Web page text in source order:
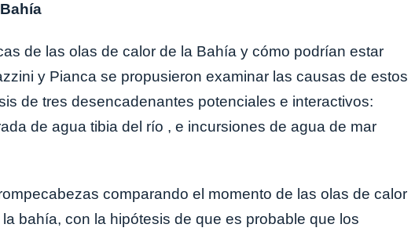
de las olas de calor de la Bahía y cómo podrían estar
y Pianca se propusieron examinar las causas de estos
de tres desencadenantes potenciales e interactivos:
de agua tibia del río , e incursiones de agua de mar
comparando el momento de las olas de calor
bahía, con la hipótesis de que es probable que los